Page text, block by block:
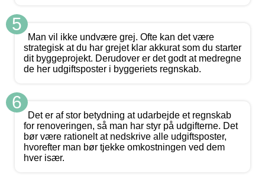
5
Man vil ikke undvære grej. Ofte kan det være
strategisk at du har grejet klar akkurat som du starter
dit byggeprojekt. Derudover er det godt at medregne
de her udgiftsposter i byggeriets regnskab.
6
Det er af stor betydning at udarbejde et regnskab
for renoveringen, så man har styr på udgifterne. Det
bør være rationelt at nedskrive alle udgiftsposter,
hvorefter man bør tjekke omkostningen ved dem
hver især.